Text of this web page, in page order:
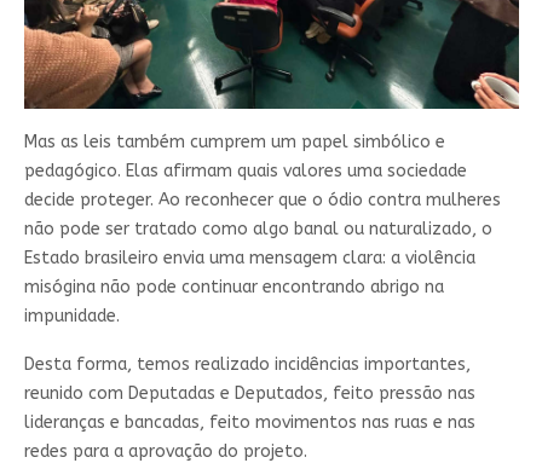
Mas as leis também cumprem um papel simbólico e
pedagógico. Elas afirmam quais valores uma sociedade
decide proteger. Ao reconhecer que o ódio contra mulheres
não pode ser tratado como algo banal ou naturalizado, o
Estado brasileiro envia uma mensagem clara: a violência
misógina não pode continuar encontrando abrigo na
impunidade.
Desta forma, temos realizado incidências importantes,
reunido com Deputadas e Deputados, feito pressão nas
lideranças e bancadas, feito movimentos nas ruas e nas
redes para a aprovação do projeto.